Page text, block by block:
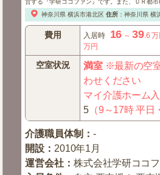
営する『学研ココファン』です。また、ＵＲ都市
神奈川県 横浜市港北区 住所： 神奈川県 横
費用 入居時 16 ～39.6 万
万円
空室状況 満室※最新の空
わせください
マイ介護ホーム
5 （9～17時 平日
介護職員体制 ：-
開設 ： 2010年1月
運営会社 ：株式会社学研ココ